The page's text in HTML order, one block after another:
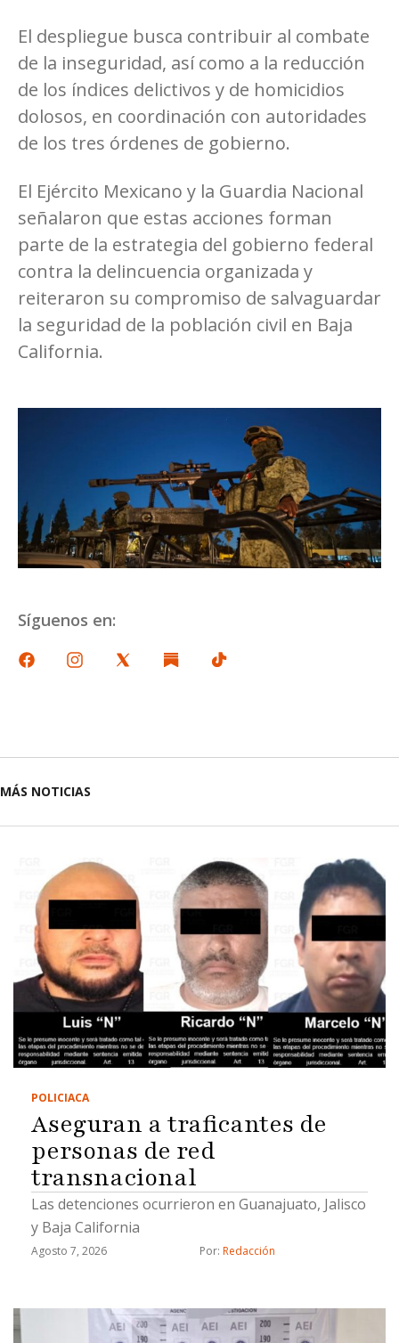
El despliegue busca contribuir al combate
de la inseguridad, así como a la reducción
de los índices delictivos y de homicidios
dolosos, en coordinación con autoridades
de los tres órdenes de gobierno.
El Ejército Mexicano y la Guardia Nacional
señalaron que estas acciones forman
parte de la estrategia del gobierno federal
contra la delincuencia organizada y
reiteraron su compromiso de salvaguardar
la seguridad de la población civil en Baja
California.
Síguenos en:
MÁS NOTICIAS
POLICIACA
Aseguran a traficantes de
personas de red
transnacional
Las detenciones ocurrieron en Guanajuato, Jalisco
y Baja California
Agosto 7, 2026 Por: Redacción